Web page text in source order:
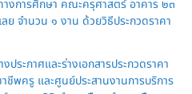
งการศึกษา คณะครุศาสตร์ อาคาร ๒๓
ย จำนวน ๑ งาน ด้วยวิธีประกวดราคา
ระกาศและร่างเอกสารประกวดราคา
พครู และศูนย์ประสานงานการบริการ